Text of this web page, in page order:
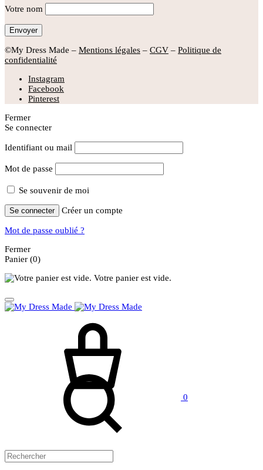
Votre nom
©My Dress Made – Mentions légales – CGV – Politique de
confidentialité
Instagram
Facebook
Pinterest
Fermer
Se connecter
Identifiant ou mail
Mot de passe
Se souvenir de moi
Se connecter Créer un compte
Mot de passe oublié ?
Fermer
Panier (0)
Votre panier est vide.
0